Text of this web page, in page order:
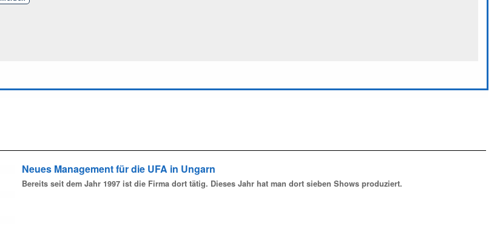
Neues Management für die UFA in Ungarn
Bereits seit dem Jahr 1997 ist die Firma dort tätig. Dieses Jahr hat man dort sieben Shows produziert.